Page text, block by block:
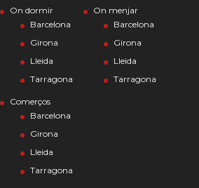
On dormir
Barcelona
Girona
Lleida
Tarragona
On menjar
Barcelona
Girona
Lleida
Tarragona
Comerços
Barcelona
Girona
Lleida
Tarragona